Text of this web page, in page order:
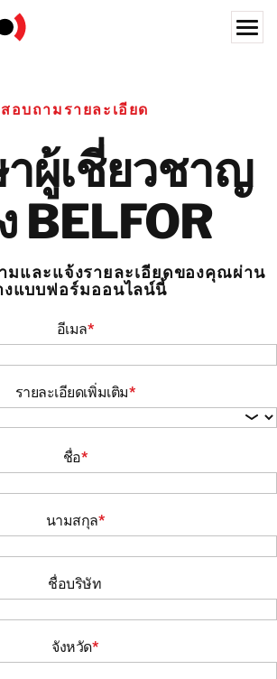
สอบถามรายละเอียด
ผู้เชี่ยวชาญ
BELFOR
มและแจ้งรายละเอียดของคุณผ่าน
งแบบฟอร์มออนไลน์นี้
อีเมล*
รายละเอียดเพิ่มเติม*
ชื่อ*
นามสกุล*
ชื่อบริษัท
จังหวัด*